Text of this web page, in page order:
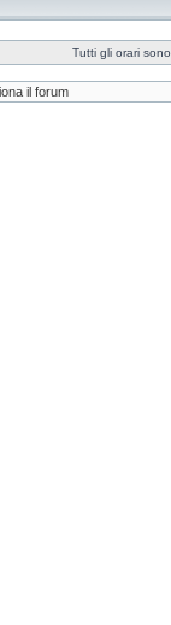
Tutti gli orari